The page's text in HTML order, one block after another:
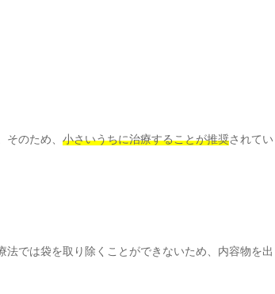
のため、 小さいうちに治療することが推奨されて
法では袋を取り除くことができないため、内容物を